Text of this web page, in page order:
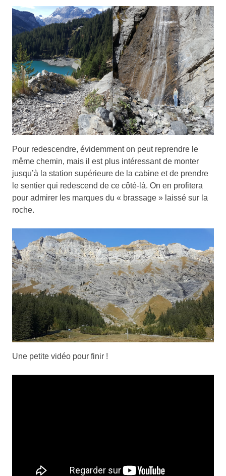
Pour redescendre, évidemment on peut reprendre le
même chemin, mais il est plus intéressant de monter
jusqu’à la station supérieure de la cabine et de prendre
le sentier qui redescend de ce côté-là. On en profitera
pour admirer les marques du « brassage » laissé sur la
roche.
Une petite vidéo pour finir !